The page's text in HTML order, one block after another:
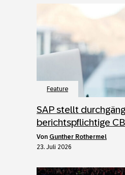
Feature
SAP stellt
berichtspflichtige
von Gunther Rothermel
23. Juli 2026